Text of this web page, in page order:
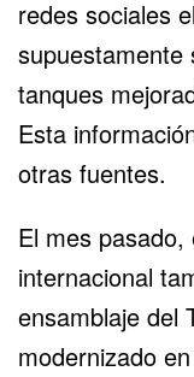
redes sociales
supuestamente
tanques
Esta
otras fuentes.
El mes
internacional
ensamblaje del
modernizado